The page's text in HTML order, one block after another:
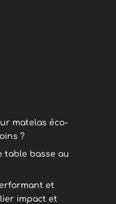
matelas éco-
?
table basse au
et
impact et